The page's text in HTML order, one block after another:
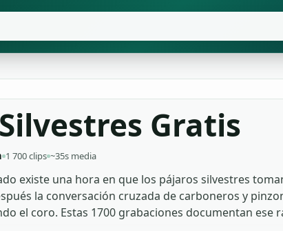
Gratis
1 700 clips ~35s media
existe una hora en que los pájaros silvestres
la conversación cruzada de carboneros y
el coro. Estas 1700 grabaciones documentan ese